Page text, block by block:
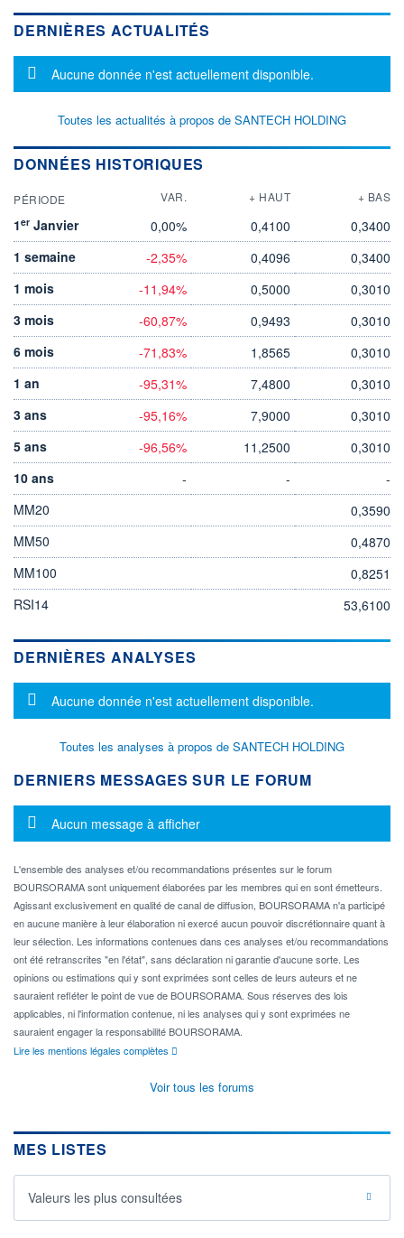
DERNIÈRES ACTUALITÉS
Message d'information
Aucune donnée n'est actuellement disponible.
Toutes les actualités à propos de SANTECH HOLDING
DONNÉES HISTORIQUES
PÉRIODE VAR. + HAUT + BAS
1er Janvier 0,00% 0,4100
0,3400
1 semaine
-2,35% 0,4096
0,3400
1 mois
-11,94% 0,5000
0,3010
3 mois
-60,87% 0,9493
0,3010
6 mois
-71,83% 1,8565
0,3010
1 an
-95,31% 7,4800
0,3010
3 ans
-95,16% 7,9000
0,3010
5 ans
-96,56% 11,2500
0,3010
10 ans
- -
-
MM20
0,3590
MM50
0,4870
MM100
0,8251
RSI14
53,6100
DERNIÈRES ANALYSES
Message d'information
Aucune donnée n'est actuellement disponible.
Toutes les analyses à propos de SANTECH HOLDING
DERNIERS MESSAGES SUR LE FORUM
Message d'information
Aucun message à afficher
L'ensemble des analyses et/ou recommandations présentes sur le forum
BOURSORAMA sont uniquement élaborées par les membres qui en sont émetteurs.
Agissant exclusivement en qualité de canal de diffusion, BOURSORAMA n'a participé
en aucune manière à leur élaboration ni exercé aucun pouvoir discrétionnaire quant à
leur sélection. Les informations contenues dans ces analyses et/ou recommandations
ont été retranscrites "en l'état", sans déclaration ni garantie d'aucune sorte. Les
opinions ou estimations qui y sont exprimées sont celles de leurs auteurs et ne
sauraient refléter le point de vue de BOURSORAMA. Sous réserves des lois
applicables, ni l'information contenue, ni les analyses qui y sont exprimées ne
sauraient engager la responsabilité BOURSORAMA.
Lire les mentions légales complètes
Voir tous les forums
MES LISTES
Valeurs les plus consultées